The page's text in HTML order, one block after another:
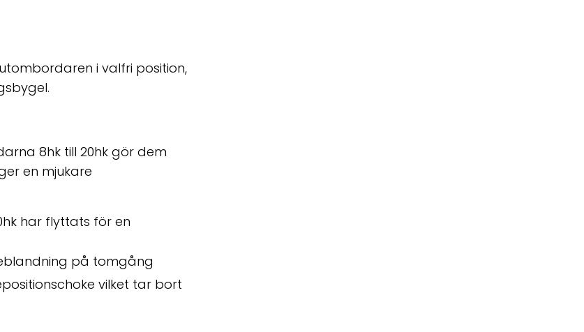
i valfri position,
8hk till 20hk gör dem
en mjukare
har flyttats för en
på tomgång
vilket tar bort